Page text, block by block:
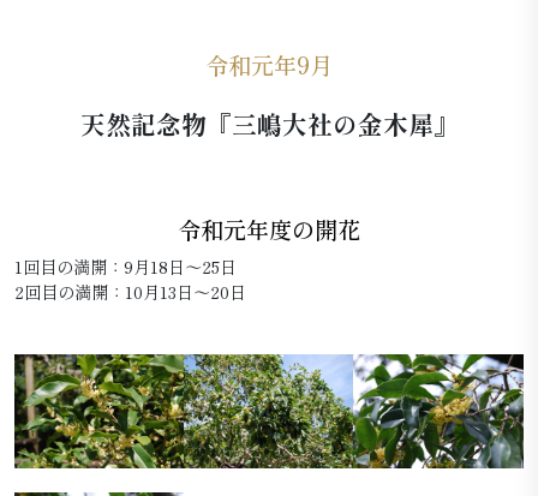
令和元年9月
天然記念物『三嶋大社の金木犀』
令和元年度の開花
1回目の満開：9月18日～25日
2回目の満開：10月13日～20日